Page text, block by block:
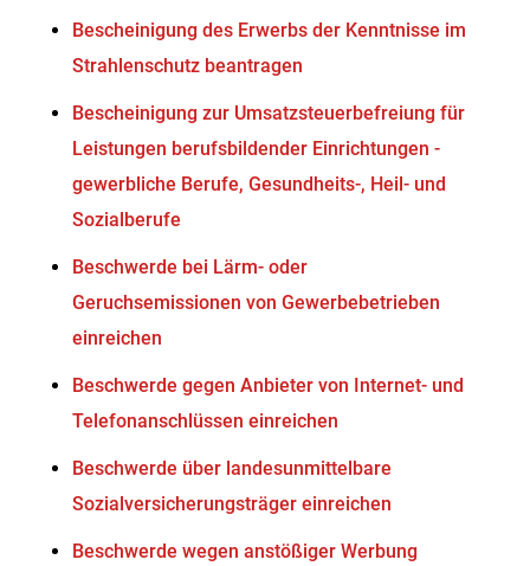
Bescheinigung des Erwerbs der Kenntnisse im
Strahlenschutz beantragen
Bescheinigung zur Umsatzsteuerbefreiung für
Leistungen berufsbildender Einrichtungen -
gewerbliche Berufe, Gesundheits-, Heil- und
Sozialberufe
Beschwerde bei Lärm- oder
Geruchsemissionen von Gewerbebetrieben
einreichen
Beschwerde gegen Anbieter von Internet- und
Telefonanschlüssen einreichen
Beschwerde über landesunmittelbare
Sozialversicherungsträger einreichen
Beschwerde wegen anstößiger Werbung